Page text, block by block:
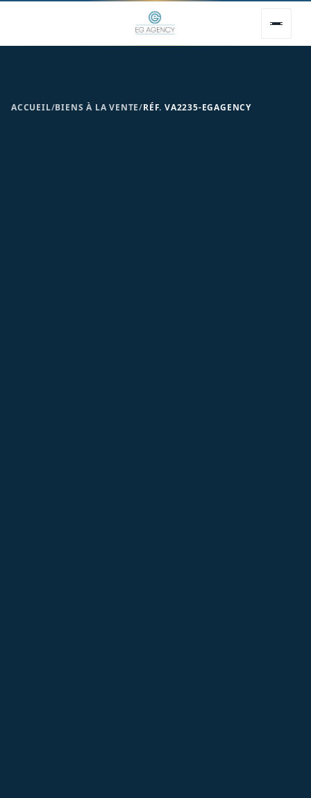
ACCUEIL/BIENS À LA VENTE/RÉF. VA2235-EGAGENCY